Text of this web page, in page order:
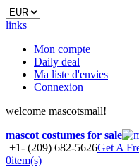
links
Mon compte
Daily deal
Ma liste d'envies
Connexion
welcome mascotsmall!
mascot costumes for sale
+1- (209) 682-5626Get A
0item(s)